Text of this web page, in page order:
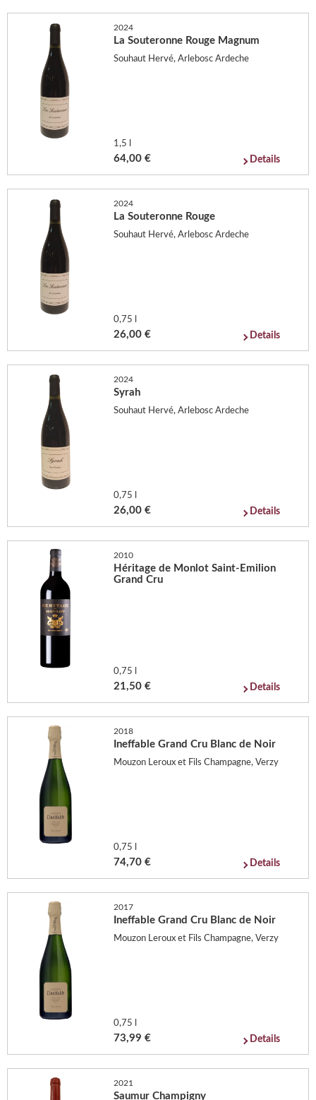
2024
La Souteronne Rouge Magnum
Souhaut Hervé, Arlebosc Ardeche
1,5 l
64,00 € Details
2024
La Souteronne Rouge
Souhaut Hervé, Arlebosc Ardeche
0,75 l
26,00 € Details
2024
Syrah
Souhaut Hervé, Arlebosc Ardeche
0,75 l
26,00 € Details
2010
Héritage de Monlot Saint-Emilion
Grand Cru
0,75 l
21,50 € Details
2018
Ineffable Grand Cru Blanc de Noir
Mouzon Leroux et Fils Champagne, Verzy
0,75 l
74,70 € Details
2017
Ineffable Grand Cru Blanc de Noir
Mouzon Leroux et Fils Champagne, Verzy
0,75 l
73,99 € Details
2021
Saumur Champigny